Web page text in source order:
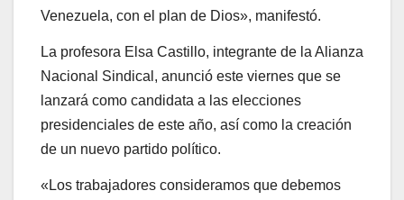
Venezuela, con el plan de Dios», manifestó.
La profesora Elsa Castillo, integrante de la Alianza
Nacional Sindical, anunció este viernes que se
lanzará como candidata a las elecciones
presidenciales de este año, así como la creación
de un nuevo partido político.
«Los trabajadores consideramos que debemos